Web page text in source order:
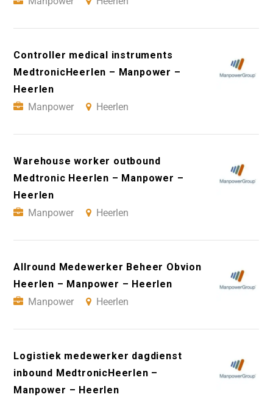
Controller medical instruments
MedtronicHeerlen – Manpower –
Heerlen
Manpower
Heerlen
Warehouse worker outbound
Medtronic Heerlen – Manpower –
Heerlen
Manpower
Heerlen
Allround Medewerker Beheer Obvion
Heerlen – Manpower – Heerlen
Manpower
Heerlen
Logistiek medewerker dagdienst
inbound MedtronicHeerlen –
Manpower – Heerlen